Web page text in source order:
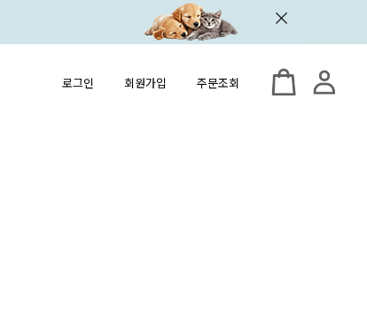
로그인 회원가입 주문조회